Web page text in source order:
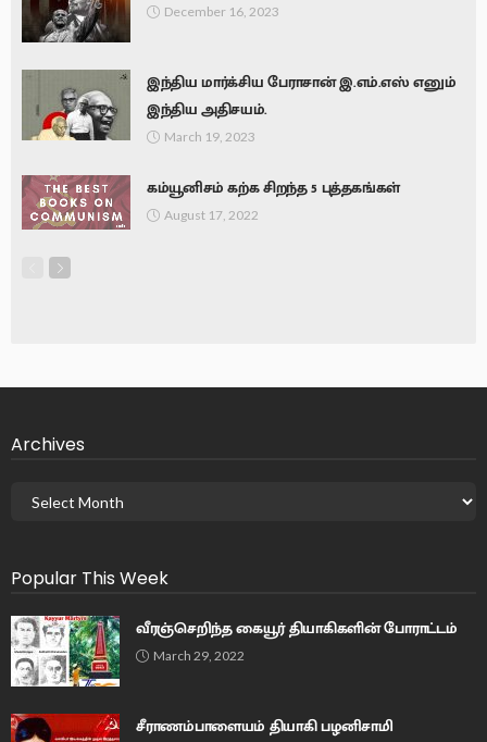
December 16, 2023
இந்திய மார்க்சிய பேராசான் இ.எம்.எஸ் எனும்
இந்திய அதிசயம்.
March 19, 2023
கம்யூனிசம் கற்க சிறந்த 5 புத்தகங்கள்
August 17, 2022
Archives
Popular This Week
வீரஞ்செறிந்த கையூர் தியாகிகளின் போராட்டம்
March 29, 2022
சீராணம்பாளையம் தியாகி பழனிசாமி